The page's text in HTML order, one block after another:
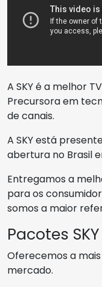
A SKY é a melhor
Precursora em
de canais.
A SKY está
abertura no Brasil
Entregamos a
para os
somos a maior
Pacotes
Oferecemos a
mercado.